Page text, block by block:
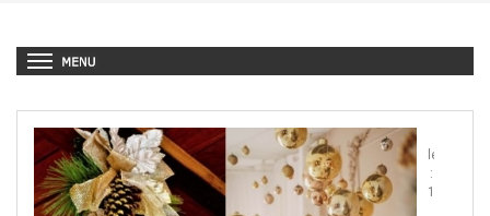
le
:
14/11/